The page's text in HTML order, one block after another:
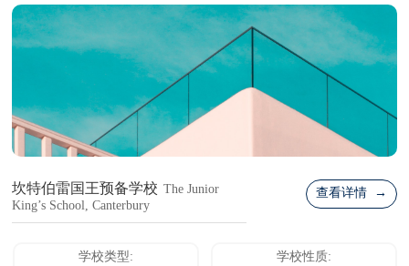
坎特伯雷国王预备学校 The Junior
King’s School, Canterbury
查看详情 →
学校类型:
学校性质: